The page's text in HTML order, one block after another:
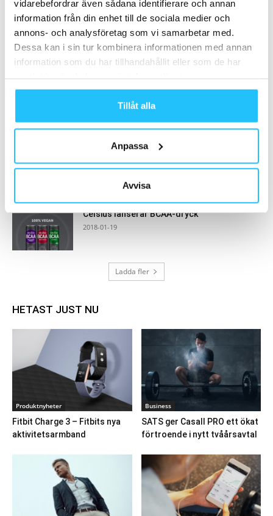
vidarebefordrar även sådana identifierare och annan
information från din enhet till de sociala medier och
annons- och analysföretag som vi samarbetar med.
Dessa kan i sin tur kombinera informationen med annan
information som du har tillhandahållit eller som de har
Tillåt alla
Anpassa
Avvisa
MEST POPULÄRA
Twiik lanserar Twiik Premium – Ett
abonnemang för online- och hybridträning
2023-09-14
2019-10-06
avskedad från prestigeuppdrag
Celsius lanserar BCAA-dryck
2018-01-19
Ladda fler
HETAST JUST NU
Produktnyheter
Fitbit Charge 3 – Fitbits nya
aktivitetsarmband
Business
SATS ger Casall PRO ett ökat
förtroende i nytt tvåårsavtal